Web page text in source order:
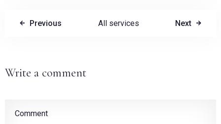
Previous All services Next
Write a comment